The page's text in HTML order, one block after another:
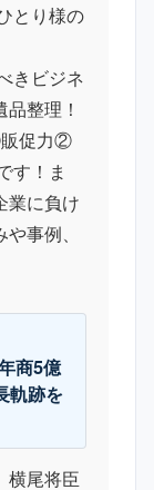
とり様の
きビジネ
整理！
販促力②
す！ま
業に負け
事例、
商5億
軌跡を
尾将臣